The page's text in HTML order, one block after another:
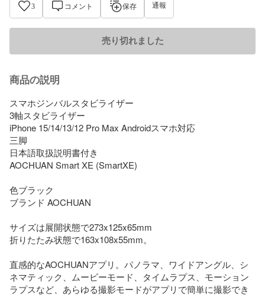
3 コメント 保存 通報
売り切れました
商品の説明
スマホジンバルスタビライザー
3軸スタビライザー
iPhone 15/14/13/12 Pro Max Androidスマホ対応
三脚
日本語取扱説明書付き
AOCHUAN Smart XE (SmartXE)
色ブラック
ブランド AOCHUAN
サイズは展開状態で273x125x65mm
折りたたみ状態で163x108x55mm。
直感的なAOCHUANアプリ。パノラマ、ワイドアングル、シ
ネマティック、ムービーモード、タイムラプス、モーション
ラプスなど、あらゆる撮影モードがアプリで簡単に撮影でき